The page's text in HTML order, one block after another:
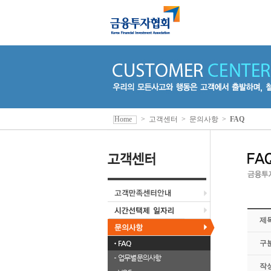
FAQ
업무별 문의사항
Home > 고객센터 > 문의사항 > FAQ
제
구
작